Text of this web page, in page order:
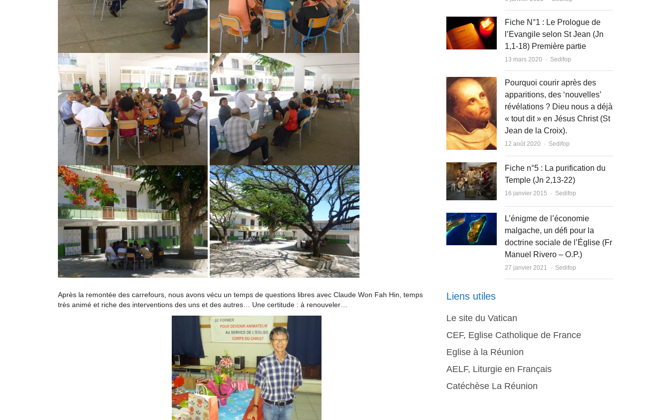
Après la remontée des carrefours, nous avons vécu un temps de questions libres avec Claude Won Fah Hin, temps
très animé et riche des interventions des uns et des autres… Une certitude : à renouveler…
Fiche N°1 : Le Prologue de
l’Evangile selon St Jean (Jn
1,1-18) Première partie
13 mars 2020 Author
Sedifop
Pourquoi courir après des
apparitions, des ‘nouvelles’
révélations ? Dieu nous a déjà
« tout dit » en Jésus Christ (St
Jean de la Croix).
12 août 2020 Author
Sedifop
Fiche n°5 : La purification du
Temple (Jn 2,13-22)
16 janvier 2015 Author
Sedifop
L’énigme de l’économie
malgache, un défi pour la
doctrine sociale de l’Église (Fr
Manuel Rivero – O.P.)
27 janvier 2021 Author
Sedifop
Liens utiles
Le site du Vatican
CEF, Eglise Catholique de France
Eglise à la Réunion
AELF, Liturgie en Français
Catéchèse La Réunion